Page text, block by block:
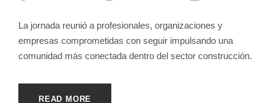
La jornada reunió a profesionales, organizaciones y
empresas comprometidas con seguir impulsando una
comunidad más conectada dentro del sector construcción.
READ MORE